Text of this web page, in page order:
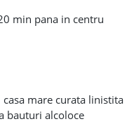
min pana in centru
mare curata linistita
bauturi alcoloce